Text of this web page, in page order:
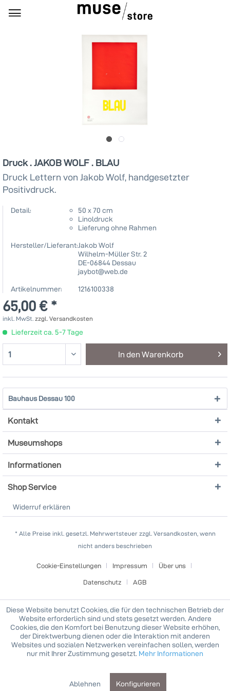
Druck . JAKOB WOLF . BLAU
Druck Lettern von Jakob Wolf, handgesetzter
Positivdruck.
Detail:
50 x 70 cm
Linoldruck
Lieferung ohne Rahmen
Hersteller/Lieferant:Jakob Wolf
Wilhelm-Müller Str. 2
DE-06844 Dessau
jaybot@web.de
Artikelnummer:
1216100338
65,00 € *
inkl. MwSt. zzgl. Versandkosten
Lieferzeit ca. 5-7 Tage
In den Warenkorb
Bauhaus Dessau 100
Kontakt
Museumshops
Informationen
Shop Service
Widerruf erklären
* Alle Preise inkl. gesetzl. Mehrwertsteuer zzgl. Versandkosten, wenn
nicht anders beschrieben
Cookie-Einstellungen Impressum
Über uns
Datenschutz
AGB
Diese Website benutzt Cookies, die für den technischen Betrieb der
Website erforderlich sind und stets gesetzt werden. Andere
Cookies, die den Komfort bei Benutzung dieser Website erhöhen,
der Direktwerbung dienen oder die Interaktion mit anderen
Websites und sozialen Netzwerken vereinfachen sollen, werden
nur mit Ihrer Zustimmung gesetzt. Mehr Informationen
Ablehnen Konfigurieren